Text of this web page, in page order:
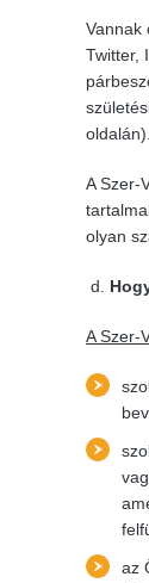
Vannak
Twitter,
oldalán).
A Szer-
olyan
A Szer-
az